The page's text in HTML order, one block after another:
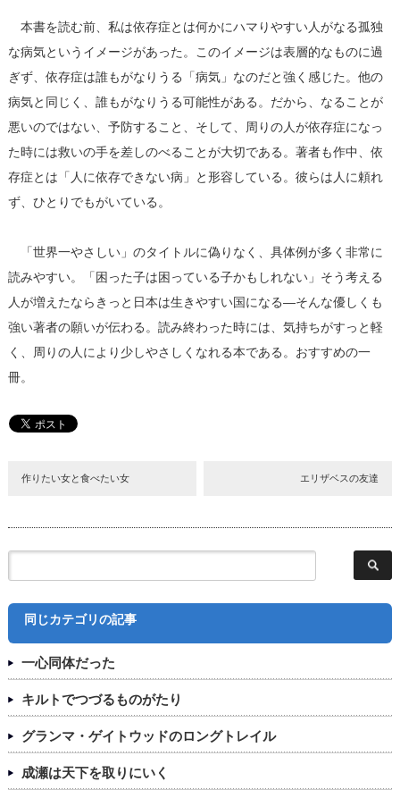
本書を読む前、私は依存症とは何かにハマりやすい人がなる孤独
な病気というイメージがあった。このイメージは表層的なものに過
ぎず、依存症は誰もがなりうる「病気」なのだと強く感じた。他の
病気と同じく、誰もがなりうる可能性がある。だから、なることが
悪いのではない、予防すること、そして、周りの人が依存症になっ
た時には救いの手を差しのべることが大切である。著者も作中、依
存症とは「人に依存できない病」と形容している。彼らは人に頼れ
ず、ひとりでもがいている。
「世界一やさしい」のタイトルに偽りなく、具体例が多く非常に
読みやすい。「困った子は困っている子かもしれない」そう考える
人が増えたならきっと日本は生きやすい国になる―そんな優しくも
強い著者の願いが伝わる。読み終わった時には、気持ちがすっと軽
く、周りの人により少しやさしくなれる本である。おすすめの一
冊。
作りたい女と食べたい女 エリザベスの友達
同じカテゴリの記事
一心同体だった
キルトでつづるものがたり
グランマ・ゲイトウッドのロングトレイル
成瀬は天下を取りにいく